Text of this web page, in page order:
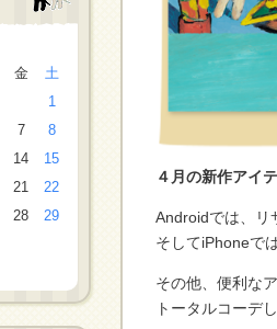
金
土
1
7
8
14
15
21
22
28
29
４月の新作アイ
Androidでは、リ
そしてiPhoneで
その他、便利な
トータルコーデ